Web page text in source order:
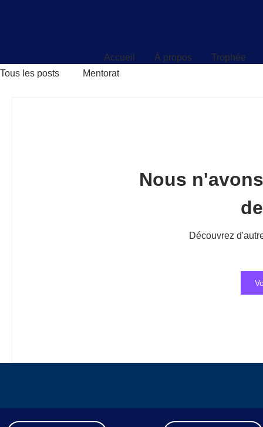
Accueil À propos
Trophée
Tous les posts
Mentorat
Nous
Découvrez